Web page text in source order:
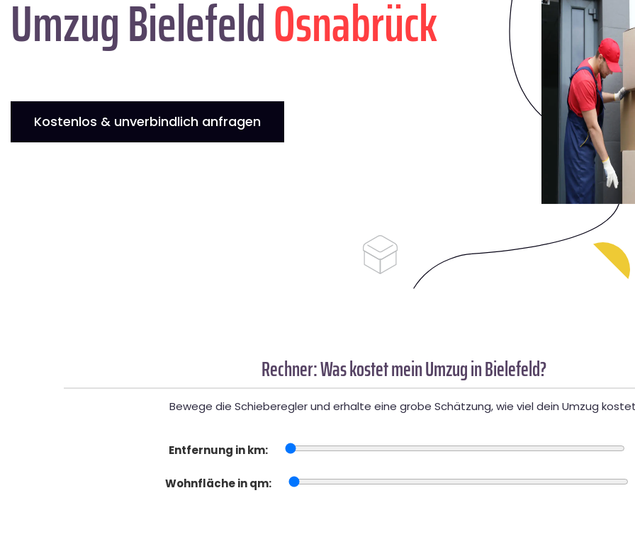
Umzug BielefeldOsnabrück
Kostenlos & unverbindlich anfragen
Rechner: Was kostet mein Umzug in Bielefeld?
Bewege die Schieberegler und erhalte eine grobe Schätzung, wie viel dein Umzug
Entfernung in km:
Wohnfläche in qm: